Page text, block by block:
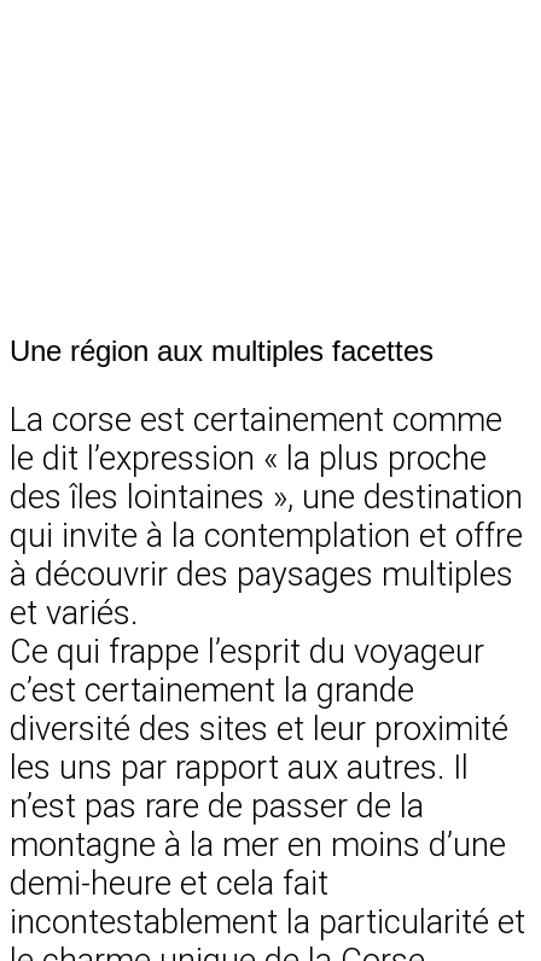
Une région aux multiples facettes
La corse est certainement comme
le dit l’expression « la plus proche
des îles lointaines », une destination
qui invite à la contemplation et offre
à découvrir des paysages multiples
et variés.
Ce qui frappe l’esprit du voyageur
c’est certainement la grande
diversité des sites et leur proximité
les uns par rapport aux autres. Il
n’est pas rare de passer de la
montagne à la mer en moins d’une
demi-heure et cela fait
incontestablement la particularité et